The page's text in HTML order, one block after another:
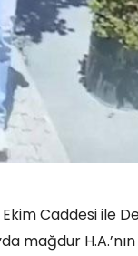
Caddesi ile
mağdur